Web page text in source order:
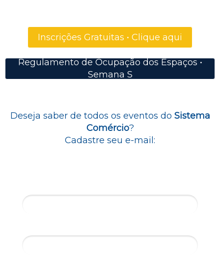
Inscrições Gratuitas • Clique aqui
Regulamento de Ocupação dos Espaços •
Semana S
Deseja saber de todos os eventos do Sistema
Comércio?
Cadastre seu e-mail: